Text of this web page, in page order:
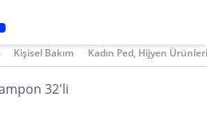
Kişisel Bakım Kadın Ped, Hijyen